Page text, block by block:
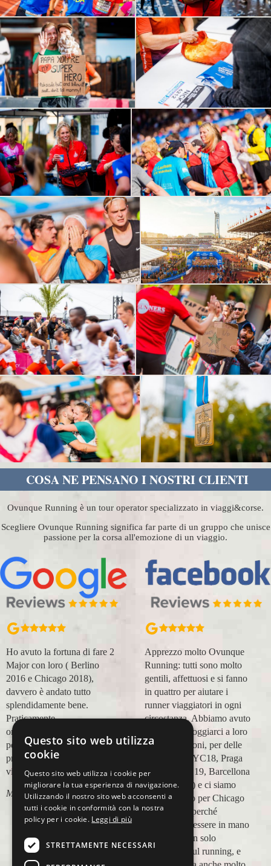
COSA NE PENSANO I NOSTRI CLIENTI
Ovunque Running è un tour operator specializzato in viaggi&corse.
Scegliere Ovunque Running significa far parte di un gruppo che unisce
passione per la corsa all'emozione di un viaggio.
Apprezzo molto Ovunque
Running: tutti sono molto
gentili, affettuosi e si fanno
in quattro per aiutare i
runner viaggiatori in ogni
circostanza. Abbiamo avuto
in più occasioni, per delle
maratone (NYC18, Praga
19, Valencia 19, Barcellona
21, NYC 22) e ci siamo
affidati a loro per Chicago
23 (ottobre) perché
sappiamo di essere in mano
a persone non solo
competenti sul running, e
Organizzazione perfetta,
accompagnatori super
(Massimo e Anna). Prima
esperienza con voi molto
positiva! Alla prossima e
grazie!
Lara Buranti
Questo sito web utilizza
cookie
Questo sito web utilizza i cookie per
migliorare la tua esperienza di navigazione.
Utilizzando il nostro sito web acconsenti a
tutti i cookie in conformità con la nostra
policy per i cookie. Leggi di più
STRETTAMENTE NECESSARI